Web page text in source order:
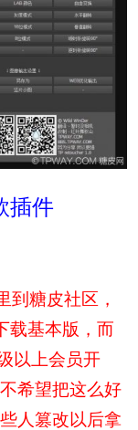
插件
到糖皮社区，
载基本版，而
以上会员开
希望把这么好
人篡改以后拿